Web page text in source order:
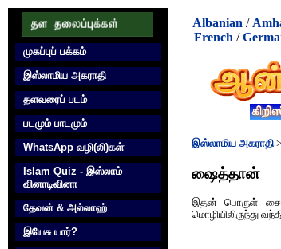
முகப்புப் பக்கம்
இஸ்லாமிய அகராதி
தளவரைப் படம்
படமும் பாடமும்
WhatsApp வழி(லி)கள்
Islam Quiz - இஸ்லாம்
வினாடிவினா
தேவன் & அல்லாஹ்
இயேசு யார்?
Albanian /
French /
இஸ்லாமிய அகராதி >
ஷைத்தான்
இதன் பொருள்
மொழியிலிருந்து